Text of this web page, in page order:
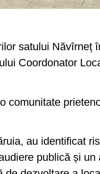
satului Năvîrneț
Coordonator
comunitate
au identificat
publică și un